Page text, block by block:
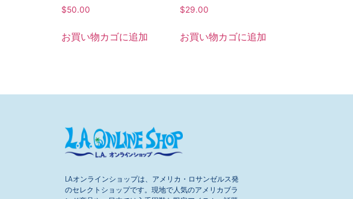
$50.00
お買い物カゴに追加
$29.00
お買い物カゴに追加
LAオンラインショップは、アメリカ・ロサンゼルス発
のセレクトショップです。現地で人気のアメリカブラ